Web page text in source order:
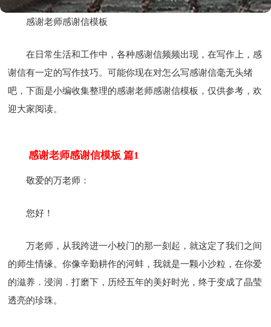
感谢老师感谢信模板
在日常生活和工作中，各种感谢信频频出现，在写作上，感
谢信有一定的写作技巧。可能你现在对怎么写感谢信毫无头绪
吧，下面是小编收集整理的感谢老师感谢信模板，仅供参考，欢
迎大家阅读。
感谢老师感谢信模板 篇1
敬爱的万老师：
您好！
万老师，从我跨进一小校门的那一刻起，就这定了我们之间
的师生情缘。你像辛勤耕作的河蚌，我就是一颗小沙粒，在你爱
的滋养．浸润．打磨下，历经五年的美好时光，终于变成了晶莹
透亮的珍珠。